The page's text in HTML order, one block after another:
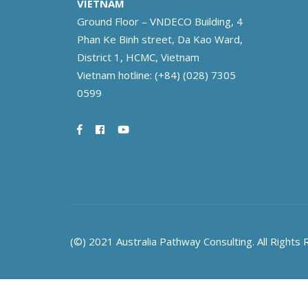
VIETNAM
Ground Floor – VNDECO Building, 4
Phan Ke Binh street, Da Kao Ward,
District 1, HCMC, Vietnam
Vietnam hotline: (+84) (028) 7305
0599
(©) 2021 Australia Pathway Consulting. All Rights